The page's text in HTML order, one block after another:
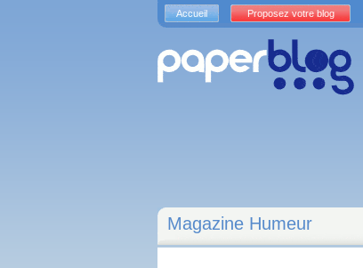
Magazine Humeur
Accueil Proposez votre blog